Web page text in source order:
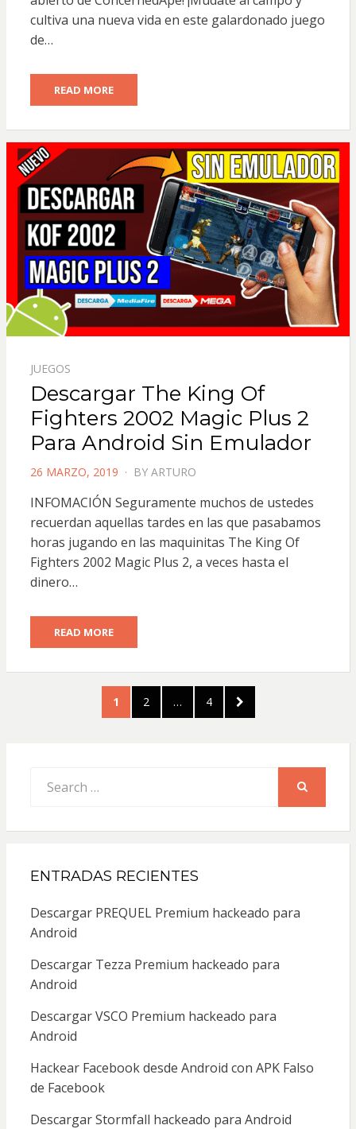
cultiva una nueva vida en este galardonado juego
de…
READ MORE
JUEGOS
Descargar The King Of
Fighters 2002 Magic Plus 2
Para Android Sin Emulador
POSTED
26 MARZO, 2019 BY ARTURO
INFOMACIÓN Seguramente muchos de ustedes
recuerdan aquellas tardes en las que pasabamos
horas jugando en las maquinitas The King Of
Fighters 2002 Magic Plus 2, a veces hasta el
dinero…
READ MORE
PaginaciónPAGE
1 PAGE
2 … PAGE
4
NEXT
PAGE
for:
ENTRADAS RECIENTES
Descargar PREQUEL Premium hackeado para
Android
Descargar Tezza Premium hackeado para
Android
Descargar VSCO Premium hackeado para
Android
Hackear Facebook desde Android con APK Falso
de Facebook
Descargar Stormfall hackeado para Android